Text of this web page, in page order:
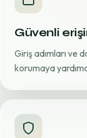
Güvenli
Giriş adımları ve
korumaya